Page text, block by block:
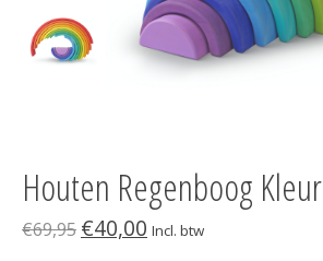
Houten Regenboog Kleur
€69,95 €40,00 Incl. btw